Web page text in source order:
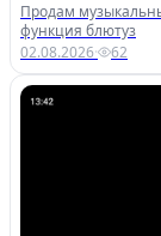
Продам
функция блютуз
02.08.2026· 62